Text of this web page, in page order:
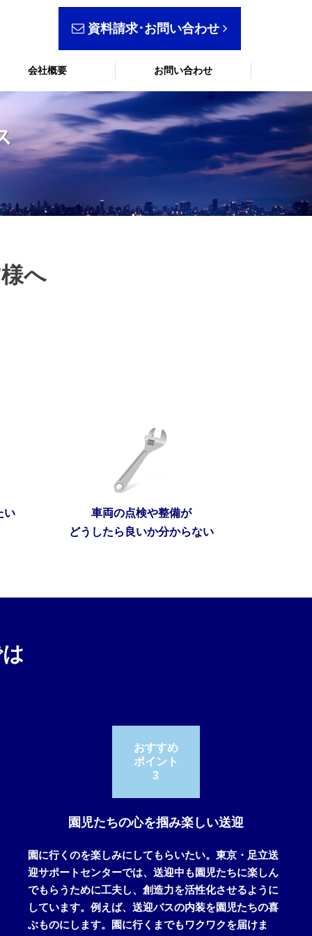
資料請求･お問い合わせ
会社概要 お問い合わせ
へ
い
車両の点検や整備が
どうしたら良いか分からない
おすすめ
ポイント
3
園児たちの心を掴み楽しい送迎
園に行くのを楽しみにしてもらいたい。東京・足立送
迎サポートセンターでは、送迎中も園児たちに楽しん
でもらうために工夫し、創造力を活性化させるように
しています。 例えば、送迎バスの内装を園児たちの喜
ぶものにします。園に行くまでもワクワクを届けま